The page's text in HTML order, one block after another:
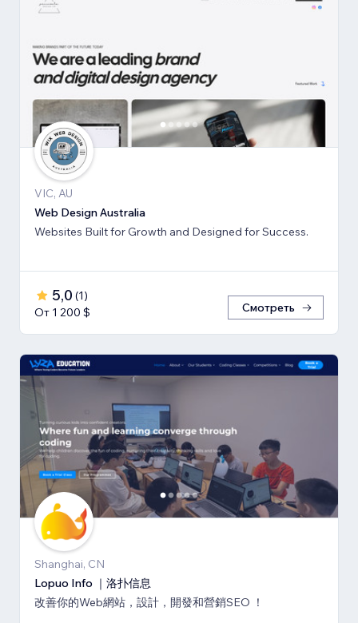
VIC, AU
Web Design Australia
Websites Built for Growth and Designed for Success.
5,0 (1)
От 1 200 $
Смотреть
Shanghai, CN
Lopuo Info ｜洛扑信息
改善你的Web網站，設計，開發和營銷SEO ！